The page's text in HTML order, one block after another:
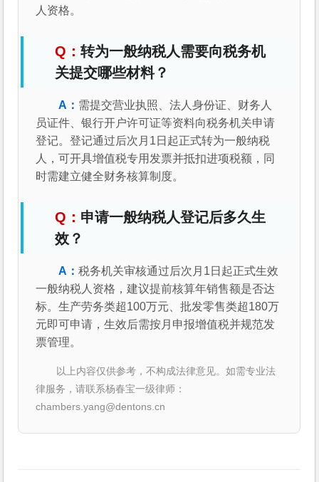
人资格。
转为一般纳税人需要向税务机
关提交哪些材料？
需提交营业执照、法人身份证、财务人
员证件、银行开户许可证等资料向税务机关申请
登记。登记通过后次月1日起正式转为一般纳税
人，可开具增值税专用发票并抵扣进项税额，同
时需建立健全财务核算制度。
申请一般纳税人登记后多久生
效？
税务机关审核通过后次月1日起正式生效
一般纳税人资格，建议提前核算年销售额是否达
标。生产劳务类超100万元、批发零售类超180万
元即可申请，生效后需按月申报增值税并规范发
票管理。
以上内容仅供参考，不构成法律意见。如需专业法
律服务，请联系杨春宝一级律师：
chambers.yang@dentons.cn